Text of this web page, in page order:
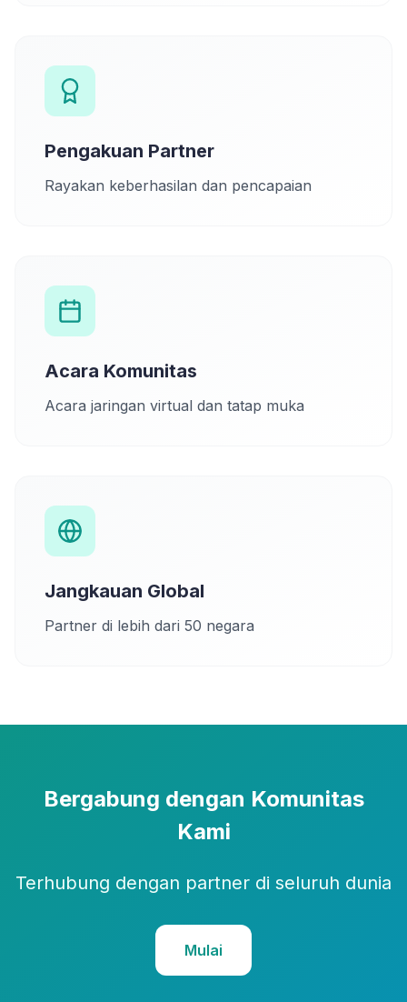
Pengakuan Partner
Rayakan keberhasilan dan pencapaian
Acara Komunitas
Acara jaringan virtual dan tatap muka
Jangkauan Global
Partner di lebih dari 50 negara
Bergabung dengan Komunitas
Kami
Terhubung dengan partner di seluruh dunia
Mulai